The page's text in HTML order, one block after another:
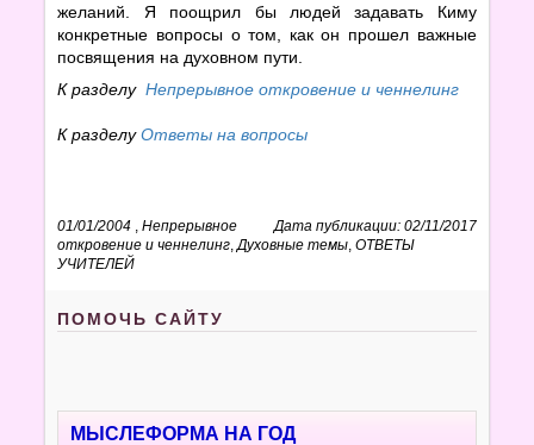
желаний. Я поощрил бы людей задавать Киму
конкретные вопросы о том, как он прошел важные
посвящения на духовном пути.
К разделуНепрерывное откровение и ченнелинг
К разделуОтветы на вопросы
01/01/2004 Дата публикации: 02/11/2017
,Непрерывное
откровение и ченнелинг ,Духовные темы ,ОТВЕТЫ
УЧИТЕЛЕЙ
ПОМОЧЬ САЙТУ
МЫСЛЕФОРМА НА ГОД